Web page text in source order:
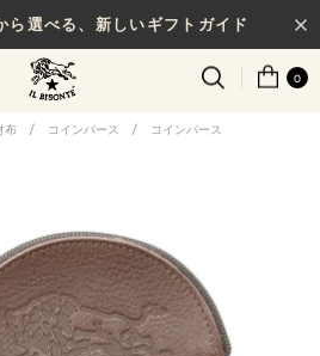
ら選べる、新しいギフトガイド
0
布 / コインパース / コインパース